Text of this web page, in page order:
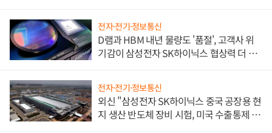
전자·전기·정보통신
D램과 HBM 내년 물량도 '품절', 고객사 위
기감이 삼성전자 SK하이닉스 협상력 더 키
전자·전기·정보통신
외신 "삼성전자 SK하이닉스 중국 공장용 현
지 생산 반도체 장비 시험, 미국 수출통제 대